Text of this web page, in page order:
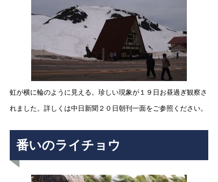
虹が横に輪のように見える。珍しい現象が１９日お昼過ぎ観察さ
れました。詳しくは中日新聞２０日朝刊一面をご参照ください。
番いのライチョウ